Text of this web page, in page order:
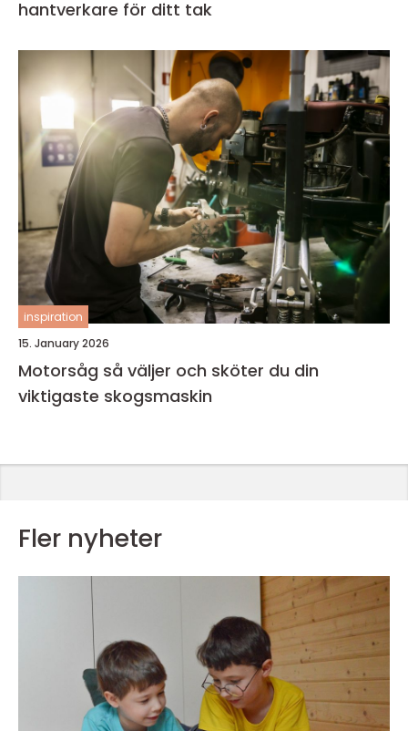
hantverkare för ditt tak
inspiration
15. January 2026
Motorsåg så väljer och sköter du din
viktigaste skogsmaskin
Fler nyheter